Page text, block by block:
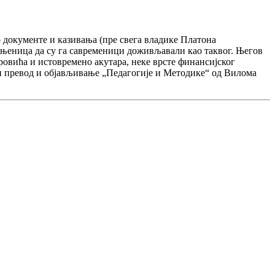
и казивања (пре свега владике Платона
да су га савременици доживљавали као таквог. Његов
и истовремено акутара, неке врсте финансијског
превод и објављивање „Педагогије и Методике“ од Вилома